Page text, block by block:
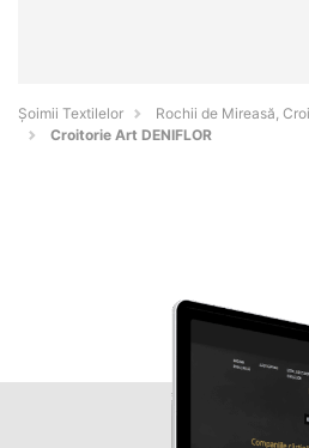
Șoimii Textilelor
Rochii de Mireasă,
Croitorie Art DENIFLOR